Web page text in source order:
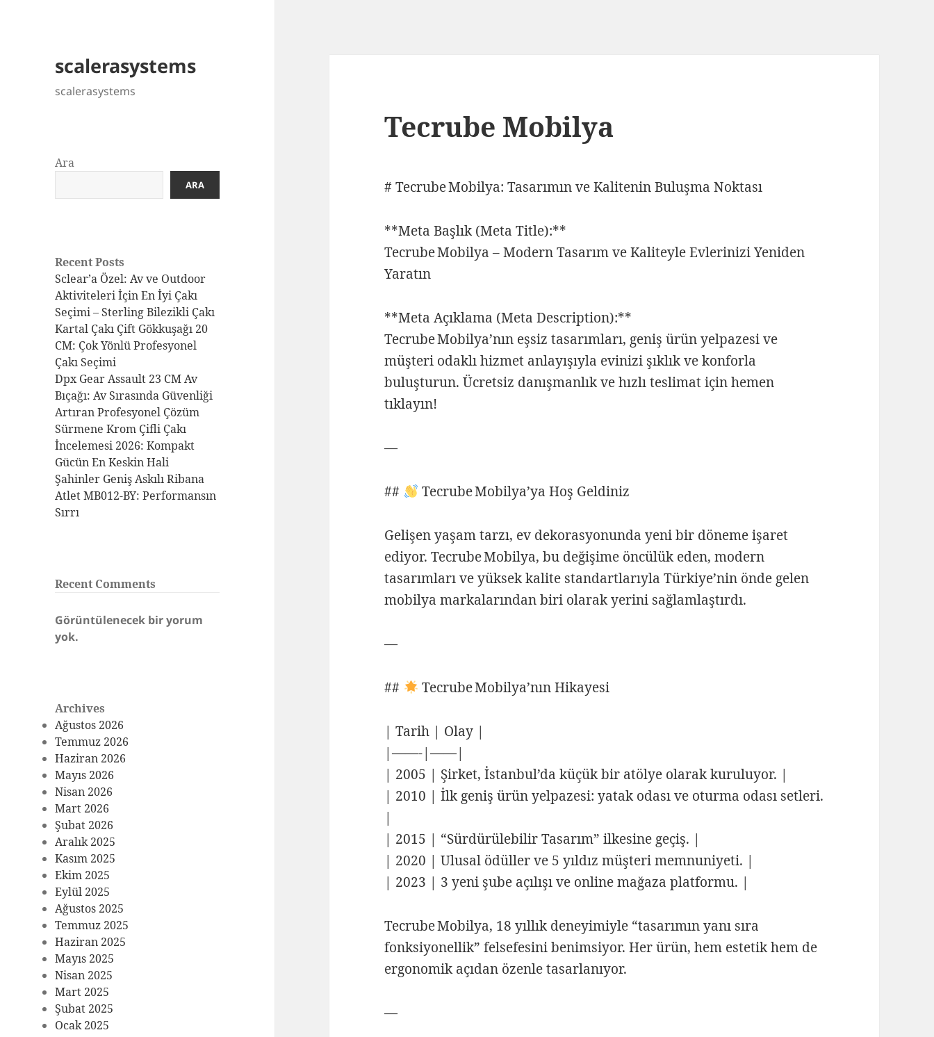
scalerasystems
scalerasystems
Ara
ARA
Recent Posts
Sclear’a Özel: Av ve Outdoor
Aktiviteleri İçin En İyi Çakı
Seçimi – Sterling Bilezikli Çakı
Kartal Çakı Çift Gökkuşağı 20
CM: Çok Yönlü Profesyonel
Çakı Seçimi
Dpx Gear Assault 23 CM Av
Bıçağı: Av Sırasında Güvenliği
Artıran Profesyonel Çözüm
Sürmene Krom Çifli Çakı
İncelemesi 2026: Kompakt
Gücün En Keskin Hali
Şahinler Geniş Askılı Ribana
Atlet MB012-BY: Performansın
Sırrı
Recent Comments
Görüntülenecek bir yorum
yok.
Archives
Ağustos 2026
Temmuz 2026
Haziran 2026
Mayıs 2026
Nisan 2026
Mart 2026
Şubat 2026
Aralık 2025
Kasım 2025
Ekim 2025
Eylül 2025
Ağustos 2025
Temmuz 2025
Haziran 2025
Mayıs 2025
Nisan 2025
Mart 2025
Şubat 2025
Ocak 2025
Tecrube Mobilya
# Tecrube Mobilya: Tasarımın ve Kalitenin Buluşma Noktası
**Meta Başlık (Meta Title):**
Tecrube Mobilya – Modern Tasarım ve Kaliteyle Evlerinizi Yeniden
Yaratın
**Meta Açıklama (Meta Description):**
Tecrube Mobilya’nın eşsiz tasarımları, geniş ürün yelpazesi ve
müşteri odaklı hizmet anlayışıyla evinizi şıklık ve konforla
buluşturun. Ücretsiz danışmanlık ve hızlı teslimat için hemen
tıklayın!
—
## Tecrube Mobilya’ya Hoş Geldiniz
Gelişen yaşam tarzı, ev dekorasyonunda yeni bir döneme işaret
ediyor. Tecrube Mobilya, bu değişime öncülük eden, modern
tasarımları ve yüksek kalite standartlarıyla Türkiye’nin önde gelen
mobilya markalarından biri olarak yerini sağlamlaştırdı.
—
## Tecrube Mobilya’nın Hikayesi
| Tarih | Olay |
|——-|——|
| 2005 | Şirket, İstanbul’da küçük bir atölye olarak kuruluyor. |
| 2010 | İlk geniş ürün yelpazesi: yatak odası ve oturma odası setleri.
|
| 2015 | “Sürdürülebilir Tasarım” ilkesine geçiş. |
| 2020 | Ulusal ödüller ve 5 yıldız müşteri memnuniyeti. |
| 2023 | 3 yeni şube açılışı ve online mağaza platformu. |
Tecrube Mobilya, 18 yıllık deneyimiyle “tasarımın yanı sıra
fonksiyonellik” felsefesini benimsiyor. Her ürün, hem estetik hem de
ergonomik açıdan özenle tasarlanıyor.
—